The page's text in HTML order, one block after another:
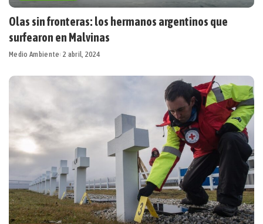
Olas sin fronteras: los hermanos argentinos que
surfearon en Malvinas
Medio Ambiente 2 abril, 2024